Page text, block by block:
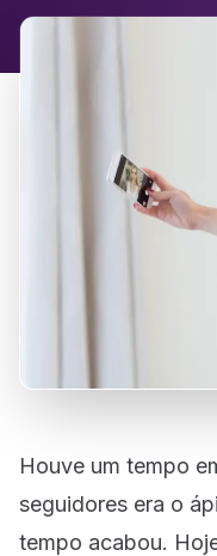
Houve um tempo
seguidores era o
tempo acabou.